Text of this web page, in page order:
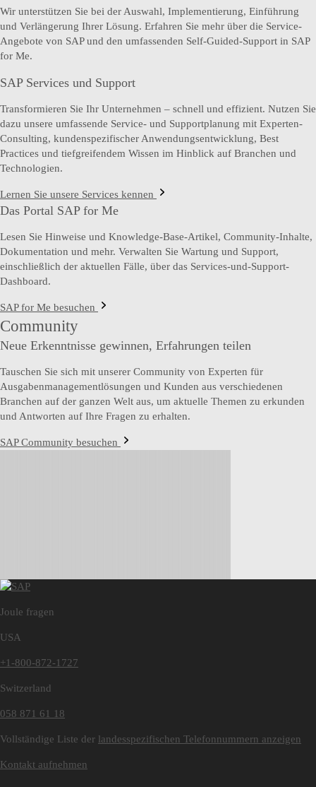
Wir unterstützen Sie bei der Auswahl, Implementierung, Einführung
und Verlängerung Ihrer Lösung. Erfahren Sie mehr über die Service-
Angebote von SAP und den umfassenden Self-Guided-Support in SAP
for Me.
SAP Services und Support
Transformieren Sie Ihr Unternehmen – schnell und effizient. Nutzen Sie
dazu unsere umfassende Service- und Supportplanung mit Experten-
Consulting, kundenspezifischer Anwendungsentwicklung, Best
Practices und tiefgreifendem Wissen im Hinblick auf Branchen und
Technologien.
Lernen Sie unsere Services kennen
Das Portal SAP for Me
Lesen Sie Hinweise und Knowledge-Base-Artikel, Community-Inhalte,
Dokumentation und mehr. Verwalten Sie Wartung und Support,
einschließlich der aktuellen Fälle, über das Services-und-Support-
Dashboard.
SAP for Me besuchen
Community
Neue Erkenntnisse gewinnen, Erfahrungen teilen
Tauschen Sie sich mit unserer Community von Experten für
Ausgabenmanagementlösungen und Kunden aus verschiedenen
Branchen auf der ganzen Welt aus, um aktuelle Themen zu erkunden
und Antworten auf Ihre Fragen zu erhalten.
SAP Community besuchen
Joule fragen
USA
+1-800-872-1727
Switzerland
058 871 61 18
Vollständige Liste der landesspezifischen Telefonnummern anzeigen
Kontakt aufnehmen